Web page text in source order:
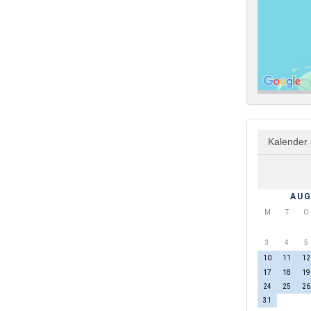
Kalender
M T O
3 4
5
10
11
12
17
18
19
24
25
26
31